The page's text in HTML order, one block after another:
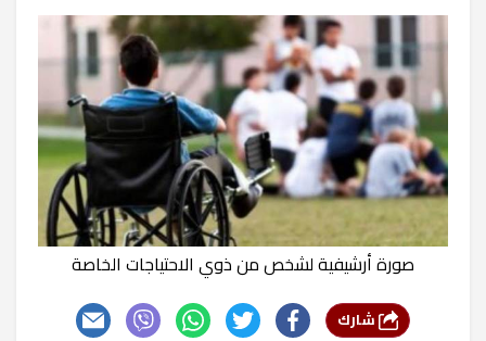
صورة أرشيفية لشخص من ذوي الاحتياجات الخاصة